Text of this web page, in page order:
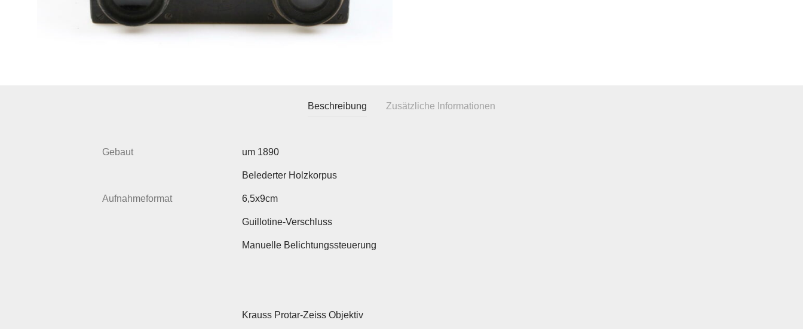
Beschreibung Zusätzliche Informationen
Gebaut um 1890
Belederter Holzkorpus
Aufnahmeformat 6,5x9cm
Guillotine-Verschluss
Manuelle Belichtungssteuerung
Krauss Protar-Zeiss Objektiv